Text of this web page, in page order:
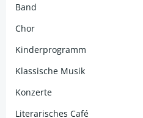
Band
Chor
Kinderprogramm
Klassische Musik
Konzerte
Literarisches Café